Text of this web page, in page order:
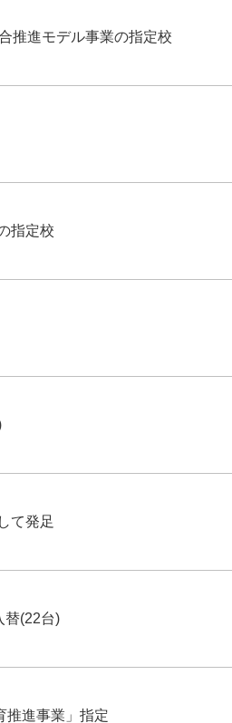
推進モデル事業の指定校
指定校
て発足
替(22台)
推進事業」指定